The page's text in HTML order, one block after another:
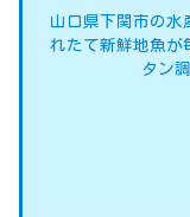
山口県下関市の水
れたて新鮮地魚が
タン